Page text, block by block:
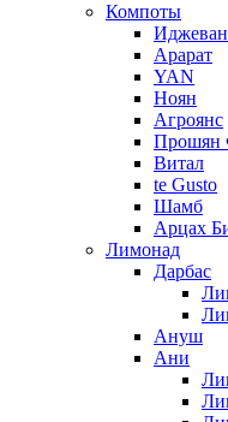
Компоты
Иджеван
Арарат
YAN
Ноян
Агроянс
Прошян
Витал
te Gusto
Шамб
Арцах
Лимонад
Дарбас
Ануш
Ани